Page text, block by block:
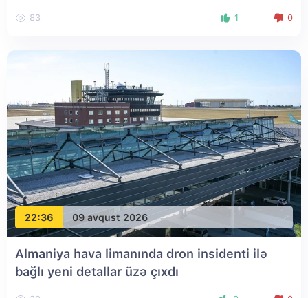
83 1 0
22:36 09 avqust 2026
Almaniya hava limanında dron insidenti ilə
bağlı yeni detallar üzə çıxdı